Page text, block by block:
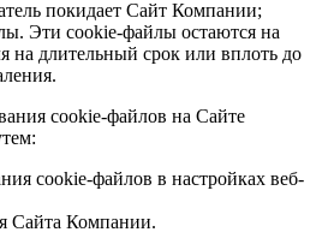
покидает Сайт Компании;
Эти cookie-файлы остаются на
на длительный срок или вплоть до
cookie-файлов на Сайте
cookie-файлов в настройках веб-
Сайта Компании.